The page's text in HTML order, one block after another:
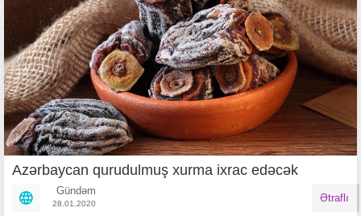
Azərbaycan qurudulmuş xurma ixrac edəcək
Gündəm
28.01.2020 Ətraflı